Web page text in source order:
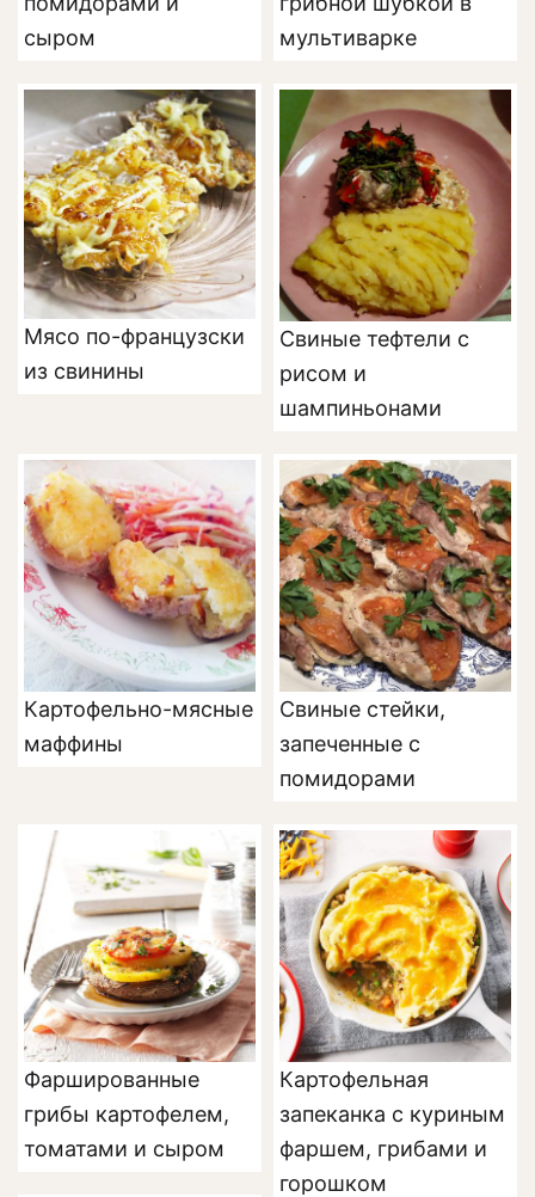
сыром
мультиварке
Мясо по-французски
из свинины
Свиные тефтели с
рисом и
шампиньонами
Картофельно-мясные
маффины
Свиные стейки,
запеченные с
помидорами
Фаршированные
грибы картофелем,
томатами и сыром
Картофельная
запеканка с куриным
фаршем, грибами и
горошком